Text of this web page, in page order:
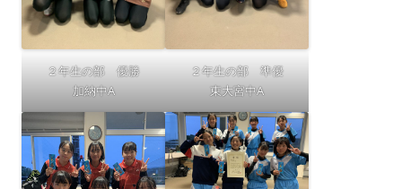
２年生の部 優勝
加納中A
２年生の部 準優
東大宮中A